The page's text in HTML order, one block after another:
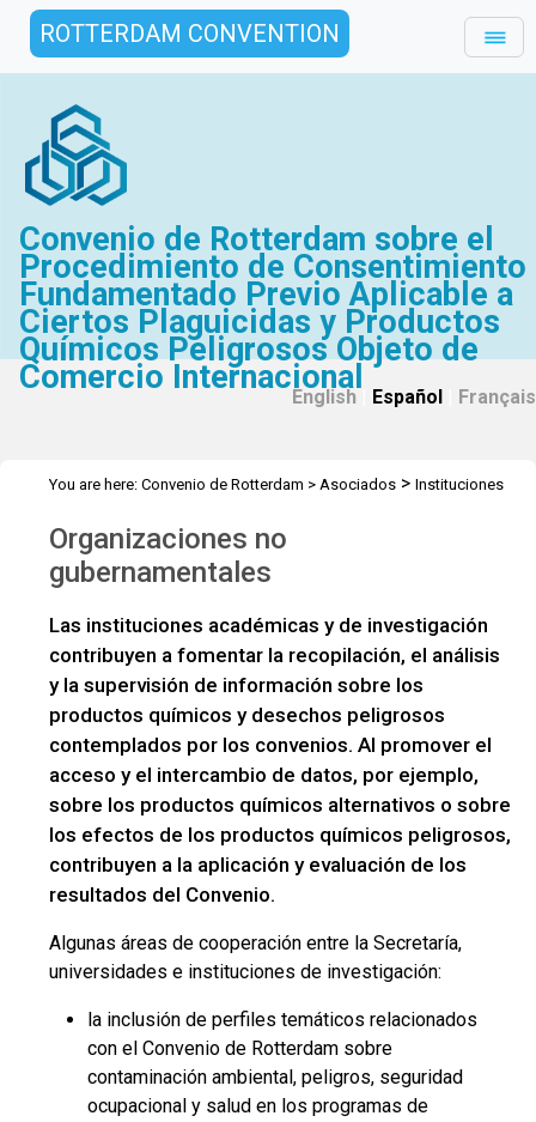
ROTTERDAM CONVENTION
Convenio de Rotterdam sobre el
Procedimiento de Consentimiento
Fundamentado Previo Aplicable a
Ciertos Plaguicidas y Productos
Químicos Peligrosos Objeto de
Comercio Internacional
English Español Français
You are here: Convenio de Rotterdam > Asociados > Instituciones
Organizaciones no
gubernamentales
Las instituciones académicas y de investigación
contribuyen a fomentar la recopilación, el análisis
y la supervisión de información sobre los
productos químicos y desechos peligrosos
contemplados por los convenios. Al promover el
acceso y el intercambio de datos, por ejemplo,
sobre los productos químicos alternativos o sobre
los efectos de los productos químicos peligrosos,
contribuyen a la aplicación y evaluación de los
resultados del Convenio.
Algunas áreas de cooperación entre la Secretaría,
universidades e instituciones de investigación:
la inclusión de perfiles temáticos relacionados
con el Convenio de Rotterdam sobre
contaminación ambiental, peligros, seguridad
ocupacional y salud en los programas de